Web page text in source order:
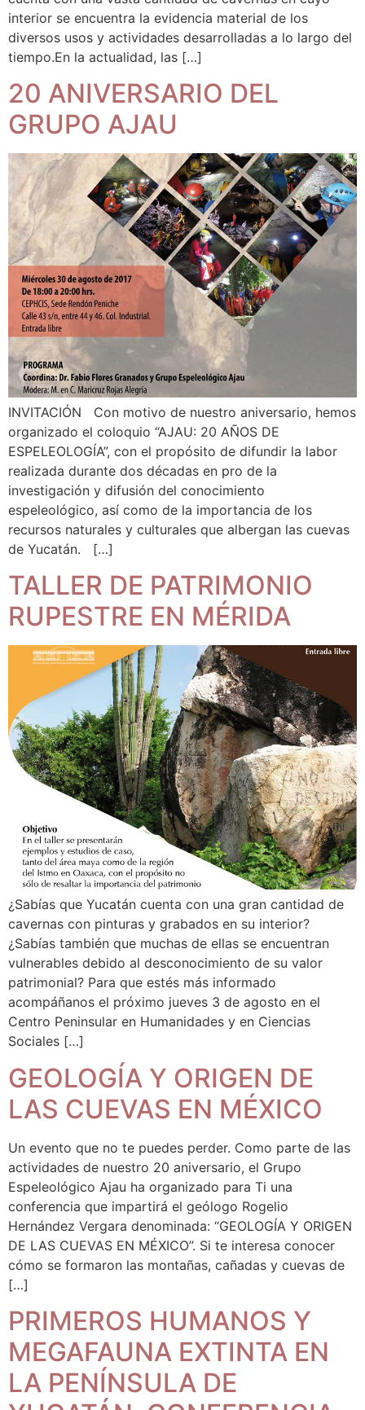
interior se encuentra la evidencia material de los
diversos usos y actividades desarrolladas a lo largo del
tiempo.En la actualidad, las […]
20 ANIVERSARIO DEL
GRUPO AJAU
INVITACIÓN Con motivo de nuestro aniversario, hemos
organizado el coloquio “AJAU: 20 AÑOS DE
ESPELEOLOGÍA”, con el propósito de difundir la labor
realizada durante dos décadas en pro de la
investigación y difusión del conocimiento
espeleológico, así como de la importancia de los
recursos naturales y culturales que albergan las cuevas
de Yucatán. […]
TALLER DE PATRIMONIO
RUPESTRE EN MÉRIDA
¿Sabías que Yucatán cuenta con una gran cantidad de
cavernas con pinturas y grabados en su interior?
¿Sabías también que muchas de ellas se encuentran
vulnerables debido al desconocimiento de su valor
patrimonial? Para que estés más informado
acompáñanos el próximo jueves 3 de agosto en el
Centro Peninsular en Humanidades y en Ciencias
Sociales […]
GEOLOGÍA Y ORIGEN DE
LAS CUEVAS EN MÉXICO
Un evento que no te puedes perder. Como parte de las
actividades de nuestro 20 aniversario, el Grupo
Espeleológico Ajau ha organizado para Ti una
conferencia que impartirá el geólogo Rogelio
Hernández Vergara denominada: “GEOLOGÍA Y ORIGEN
DE LAS CUEVAS EN MÉXICO”. Si te interesa conocer
cómo se formaron las montañas, cañadas y cuevas de
[…]
PRIMEROS HUMANOS Y
MEGAFAUNA EXTINTA EN
LA PENÍNSULA DE